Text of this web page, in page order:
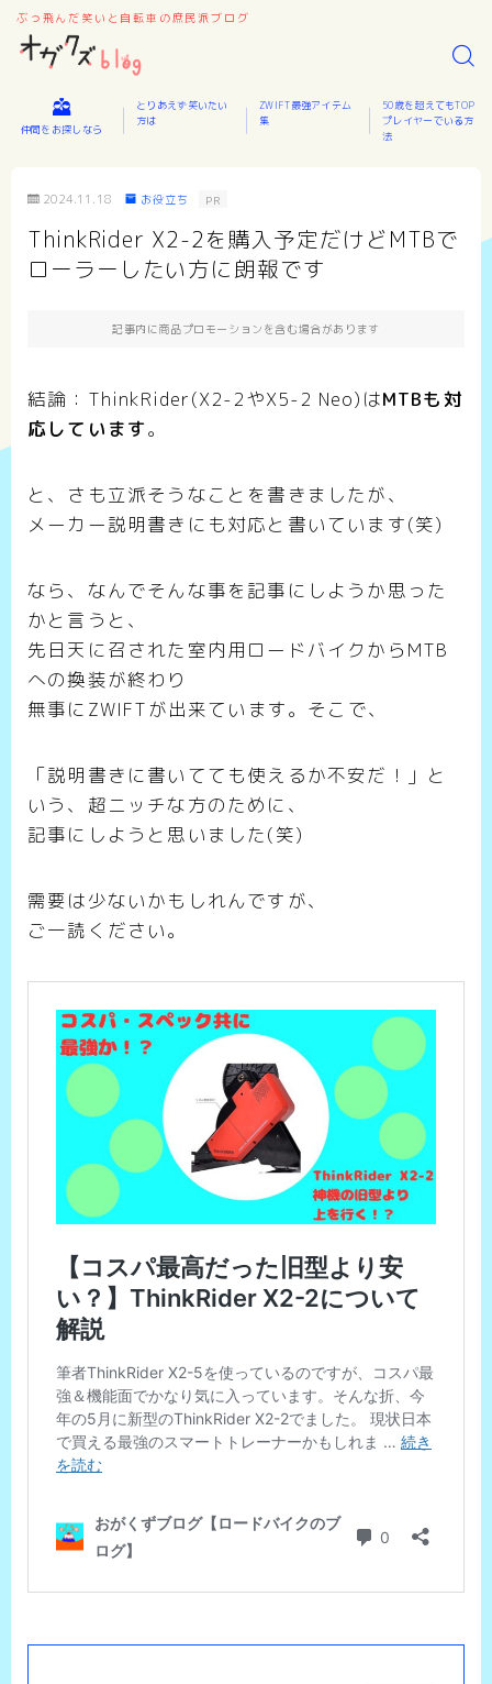
ぶっ飛んだ笑いと自転車の庶民派ブログ
仲間をお探しなら
とりあえず笑いたい
方は
ZWIFT最強アイテム
集
50歳を超えてもTOP
プレイヤーでいる方
法
2024.11.18 お役立ち PR
ThinkRider X2-2を購入予定だけどMTBで
ローラーしたい方に朗報です
記事内に商品プロモーションを含む場合があります
結論：ThinkRider(X2-2やX5-2 Neo)はMTBも対
応しています。
と、さも立派そうなことを書きましたが、
メーカー説明書きにも対応と書いています(笑)
なら、なんでそんな事を記事にしようか思った
かと言うと、
先日天に召された室内用ロードバイクからMTB
への換装が終わり
無事にZWIFTが出来ています。そこで、
「説明書きに書いてても使えるか不安だ！」と
いう、超ニッチな方のために、
記事にしようと思いました(笑)
需要は少ないかもしれんですが、
ご一読ください。